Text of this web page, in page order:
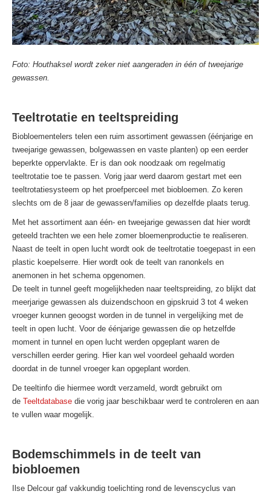
Foto: Houthaksel wordt zeker niet aangeraden in één of tweejarige
gewassen.
Teeltrotatie en teeltspreiding
Biobloementelers telen een ruim assortiment gewassen (éénjarige en
tweejarige gewassen, bolgewassen en vaste planten) op een eerder
beperkte oppervlakte. Er is dan ook noodzaak om regelmatig
teeltrotatie toe te passen. Vorig jaar werd daarom gestart met een
teeltrotatiesysteem op het proefperceel met biobloemen. Zo keren
slechts om de 8 jaar de gewassen/families op dezelfde plaats terug.
Met het assortiment aan één- en tweejarige gewassen dat hier wordt
geteeld trachten we een hele zomer bloemenproductie te realiseren.
Naast de teelt in open lucht wordt ook de teeltrotatie toegepast in een
plastic koepelserre. Hier wordt ook de teelt van ranonkels en
anemonen in het schema opgenomen.
De teelt in tunnel geeft mogelijkheden naar teeltspreiding, zo blijkt dat
meerjarige gewassen als duizendschoon en gipskruid 3 tot 4 weken
vroeger kunnen geoogst worden in de tunnel in vergelijking met de
teelt in open lucht. Voor de éénjarige gewassen die op hetzelfde
moment in tunnel en open lucht werden opgeplant waren de
verschillen eerder gering. Hier kan wel voordeel gehaald worden
doordat in de tunnel vroeger kan opgeplant worden.
De teeltinfo die hiermee wordt verzameld, wordt gebruikt om
de Teeltdatabase die vorig jaar beschikbaar werd te controleren en aan
te vullen waar mogelijk.
Bodemschimmels in de teelt van
biobloemen
Ilse Delcour gaf vakkundig toelichting rond de levenscyclus van